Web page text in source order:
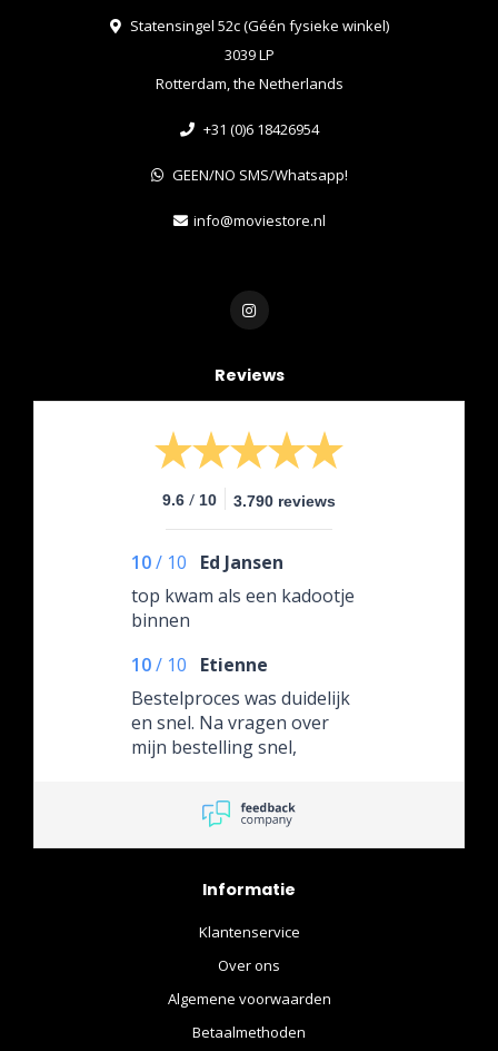
Statensingel 52c (Géén fysieke winkel)
3039 LP
Rotterdam, the Netherlands
+31 (0)6 18426954
GEEN/NO SMS/Whatsapp!
info@moviestore.nl
Reviews
9.6 / 10 3.790 reviews
10/ 10
Ed Jansen
top kwam als een kadootje
binnen
10/ 10
Etienne
Bestelproces was duidelijk
en snel. Na vragen over
mijn bestelling snel,
vriendelijk te woord
gestaan met de juiste
informatie. Het product was
waarvoor complimenten!
Informatie
Klantenservice
Over ons
Algemene voorwaarden
Betaalmethoden